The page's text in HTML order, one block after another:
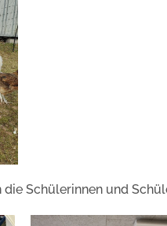
Schülerinnen und